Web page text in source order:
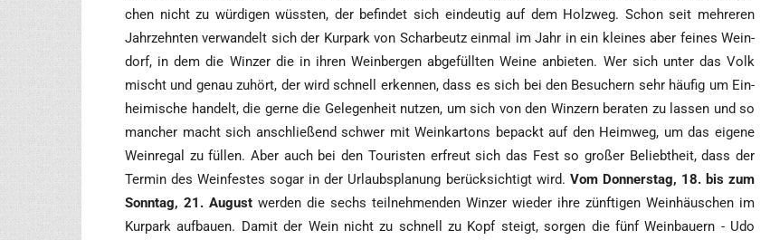
chen nicht zu wür­di­gen wüss­ten, der befin­det sich ein­deu­tig auf dem Holz­weg. Schon seit meh­re­ren
Jahr­zehn­ten ver­wan­delt sich der Kur­park von Schar­beutz ein­mal im Jahr in ein klei­nes aber fei­nes Wein­
dorf, in dem die Win­zer die in ihren Wein­ber­gen abge­füll­ten Wei­ne anbie­ten. Wer sich unter das Volk
mischt und genau zuhört, der wird schnell erken­nen, dass es sich bei den Besu­chern sehr häu­fig um Ein­
hei­mi­sche han­delt, die ger­ne die Gele­gen­heit nut­zen, um sich von den Win­zern bera­ten zu las­sen und so
man­cher macht sich anschlie­ßend schwer mit Wein­kar­tons bepackt auf den Heim­weg, um das eige­ne
Wein­re­gal zu fül­len. Aber auch bei den Tou­ris­ten erfreut sich das Fest so gro­ßer Beliebt­heit, dass der
Ter­min des Wein­fes­tes sogar in der Urlaubs­pla­nung berück­sich­tigt wird. Vom Don­ners­tag, 18. bis zum
Sonn­tag, 21. August wer­den die sechs teil­neh­men­den Win­zer wie­der ihre zünf­ti­gen Wein­häus­chen im
Kur­park auf­bau­en. Damit der Wein nicht zu schnell zu Kopf steigt, sor­gen die fünf Wein­bau­ern - Udo